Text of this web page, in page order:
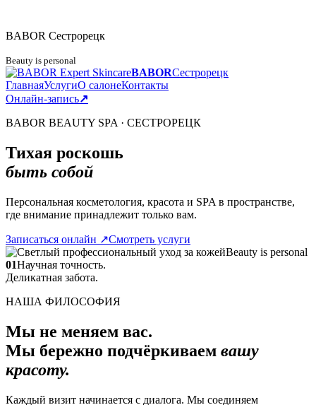
BABOR Сестрорецк
Beauty is personal
BABORСестрорецк
ГлавнаяУслугиО салонеКонтакты
Онлайн-запись↗
BABOR BEAUTY SPA · СЕСТРОРЕЦК
Тихая роскошь
быть собой
Персональная косметология, красота и SPA в пространстве,
где внимание принадлежит только вам.
Записаться онлайн ↗Смотреть услуги
Beauty is personal
01Научная точность.
Деликатная забота.
НАША ФИЛОСОФИЯ
Мы не меняем вас.
Мы бережно подчёркиваем вашу
красоту.
Каждый визит начинается с диалога. Мы соединяем